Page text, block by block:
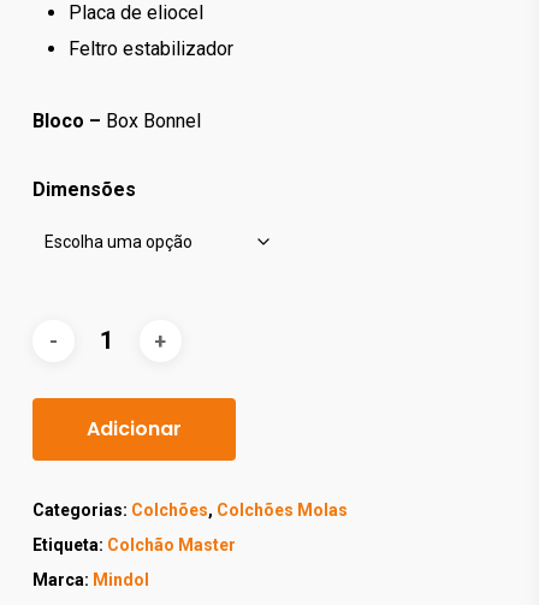
Placa de eliocel
Feltro estabilizador
Bloco – Box Bonnel
Dimensões
Adicionar
Categorias: Colchões, Colchões Molas
Etiqueta: Colchão Master
Marca: Mindol